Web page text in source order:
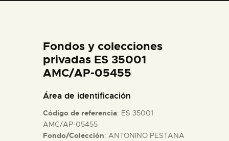
ESPAÑOL
ACTIVIDADES
Fondos y colecciones
privadas ES 35001
AMC/AP-05455
Área de identificación
Código de referencia: ES 35001
AMC/AP-05455
Fondo/Colección: ANTONINO PESTANA